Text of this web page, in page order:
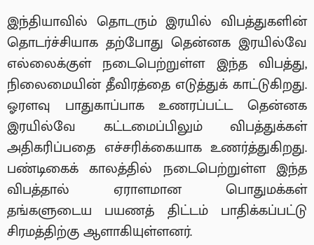
இந்தியாவில் தொடரும் இரயில் விபத்துகளின்
தொடர்ச்சியாக தற்போது தென்னக இரயில்வே
எல்லைக்குள் நடைபெற்றுள்ள இந்த விபத்து,
நிலைமையின் தீவிரத்தை எடுத்துக் காட்டுகிறது.
ஓரளவு பாதுகாப்பாக உணரப்பட்ட தென்னக
இரயில்வே கட்டமைப்பிலும் விபத்துக்கள்
அதிகரிப்பதை எச்சரிக்கையாக உணர்த்துகிறது.
பண்டிகைக் காலத்தில் நடைபெற்றுள்ள இந்த
விபத்தால் ஏராளமான பொதுமக்கள்
தங்களுடைய பயணத் திட்டம் பாதிக்கப்பட்டு
சிரமத்திற்கு ஆளாகியுள்ளனர்.